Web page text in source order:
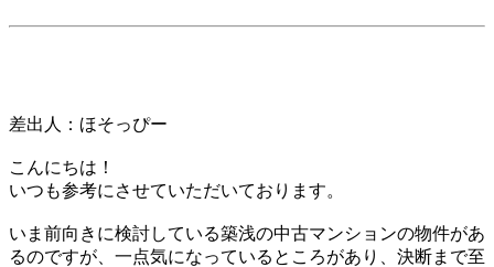
差出人：ほそっぴー
こんにちは！
いつも参考にさせていただいております。
いま前向きに検討している築浅の中古マンションの物件があ
るのですが、一点気になっているところがあり、決断まで至